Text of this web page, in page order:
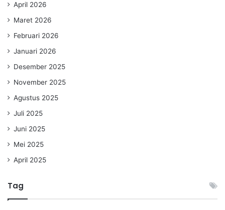
April 2026
Maret 2026
Februari 2026
Januari 2026
Desember 2025
November 2025
Agustus 2025
Juli 2025
Juni 2025
Mei 2025
April 2025
Tag